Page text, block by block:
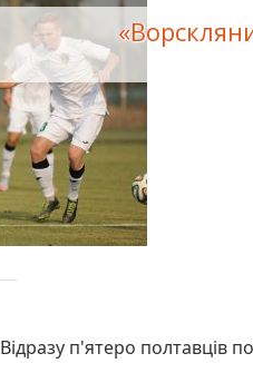
Відразу п'ятеро полтавців